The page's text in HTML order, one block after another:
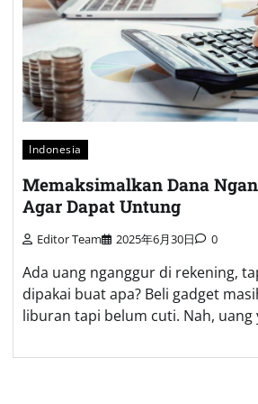
Indonesia
Memaksimalkan Dana
Agar Dapat Untung
Editor Team 2025年6月30日 0
Ada uang nganggur di rekening,
dipakai buat apa? Beli gadget
liburan tapi belum cuti. Nah,